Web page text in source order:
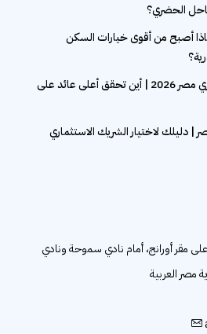
الحضري؟
أصبح من أقوى خيارات السكن
أفضل مناطق استثمار عقاري مصر 2026 | أين تحقق أعلى عائد على
| دليلك لاختيار الشريك الاستثماري
١٤ مايو، أعلى مقر أورانج، أمام نادي سموحة ونادي
مصر العربية